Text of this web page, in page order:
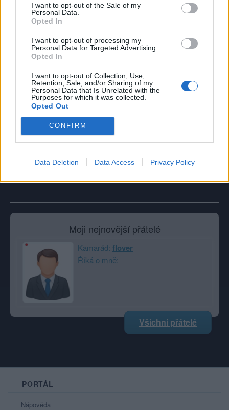
I want to opt-out of the Sale of my
Personal Data.
Opted In
I want to opt-out of processing my
Personal Data for Targeted Advertising.
Opted In
I want to opt-out of Collection, Use,
Retention, Sale, and/or Sharing of my
Personal Data that Is Unrelated with the
Purposes for which it was collected.
Opted Out
CONFIRM
Data Deletion Data Access Privacy Policy
Někdy je vše jinak něž se zdá...
Poslední 3 příspěvky na mé zdi
Zobrazit celou mou zeď
Moji nejnovější přátelé
Kamarád: flover
Říká o mně:
Všichni přátelé
PORTÁL
Nápověda